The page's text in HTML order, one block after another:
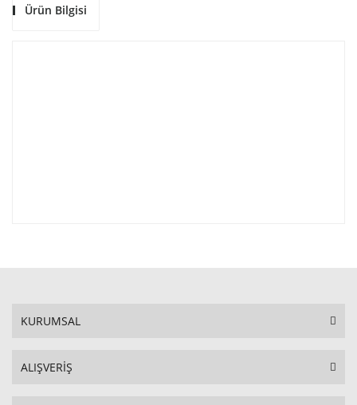
Ürün Bilgisi
KURUMSAL
ALIŞVERİŞ